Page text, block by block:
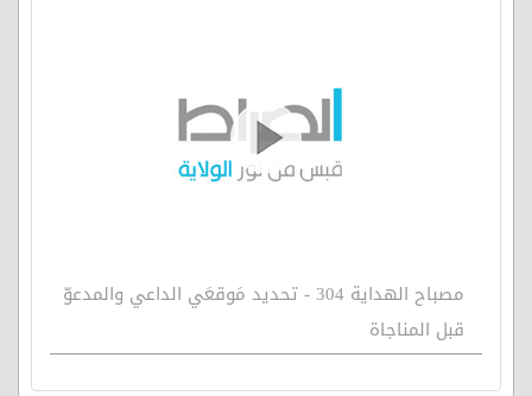
مصباح الهداية 304 - تحديد مَوقعَي الداعي والمدعوّ
قبل المناجاة